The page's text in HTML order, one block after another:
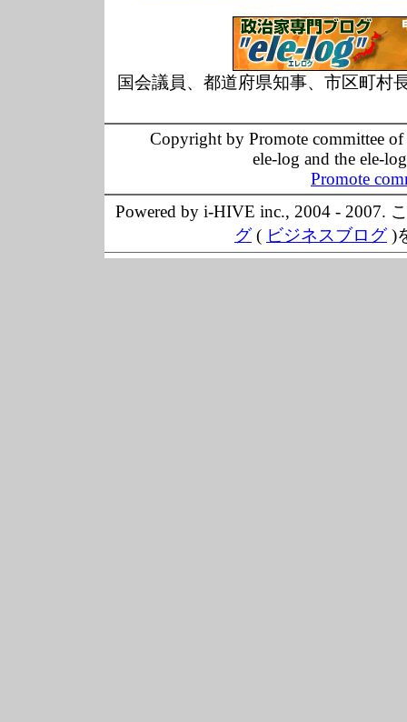
国会議員、都道府県知事、市区町村
Copyright by Promote committee
ele-log and the ele-
Promote
Powered by i-HIVE inc., 2004 - 2007.
グ( ビジネスブログ)